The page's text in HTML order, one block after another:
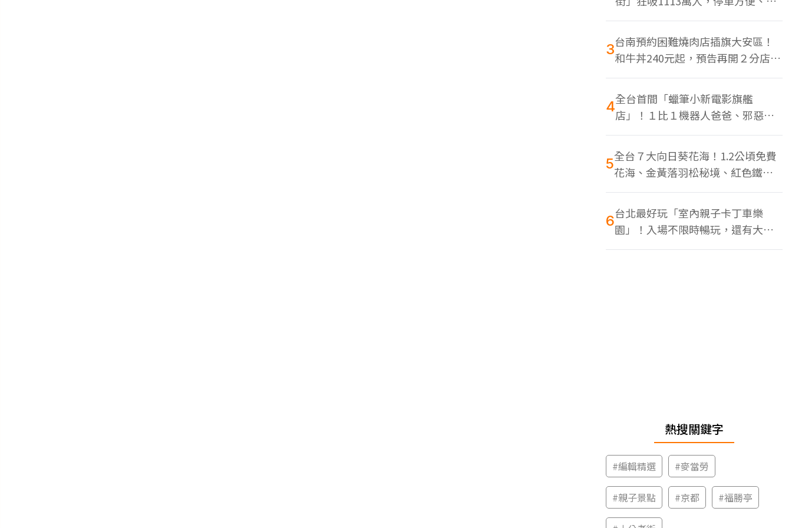
色美食多
3台南預約困難燒肉店插旗大安區！
和牛丼240元起，預告再開２分店、
地點曝光
4全台首間「蠟筆小新電影旗艦
店」！１比１機器人爸爸、邪惡正
男，百款周邊買翻
5全台７大向日葵花海！1.2公頃免費
花海、金黃落羽松秘境、紅色鐵橋
同框
6台北最好玩「室內親子卡丁車樂
園」！入場不限時暢玩，還有大螢
幕Switch遊戲區
熱搜關鍵字
#編輯精選 #麥當勞
#親子景點 #京都 #福勝亭